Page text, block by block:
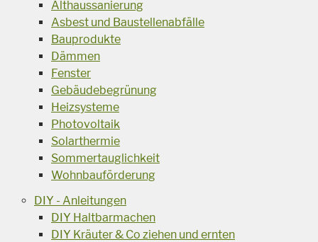
Althaussanierung
Asbest und Baustellenabfälle
Bauprodukte
Dämmen
Fenster
Gebäudebegrünung
Heizsysteme
Photovoltaik
Solarthermie
Sommertauglichkeit
Wohnbauförderung
DIY - Anleitungen
DIY Haltbarmachen
DIY Kräuter & Co ziehen und ernten